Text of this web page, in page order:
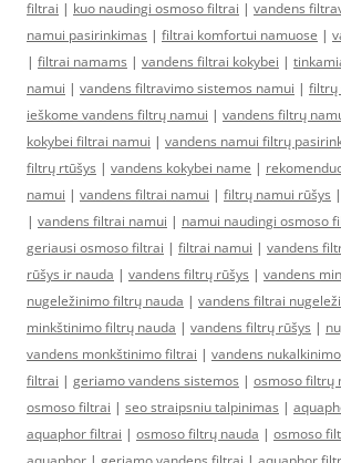
filtrai | kuo naudingi osmoso filtrai | vandens
namui pasirinkimas | filtrai komfortui namuose |
| filtrai namams | vandens filtrai kokybei |
namui | vandens filtravimo sistemos namui | filtrų
ieškome vandens filtrų namui | vandens filtrų
kokybei filtrai namui | vandens namui filtrų
filtrų rtūšys | vandens kokybei name |
namui | vandens filtrai namui | filtrų namui rūšys |
| vandens filtrai namui | namui naudingi osmoso
geriausi osmoso filtrai | filtrai namui | vandens
rūšys ir nauda | vandens filtrų rūšys | vandens
nugeležinimo filtrų nauda | vandens filtrai
minkštinimo filtrų nauda | vandens filtrų rūšys |
vandens monkštinimo filtrai | vandens
filtrai | geriamo vandens sistemos | osmoso filtrų
osmoso filtrai | seo straipsniu talpinimas |
aquaphor filtrai | osmoso filtrų nauda | osmoso